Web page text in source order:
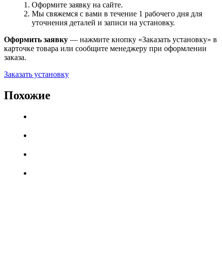
Оформите заявку на сайте.
Мы свяжемся с вами в течение 1 рабочего дня для
уточнения деталей и записи на установку.
Оформить заявку — нажмите кнопку «Заказать установку» в
карточке товара или сообщите менеджеру при оформлении
заказа.
Заказать установку
Похожие